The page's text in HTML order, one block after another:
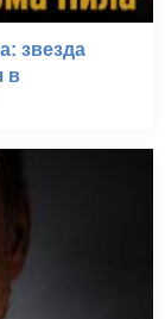
звезда
в